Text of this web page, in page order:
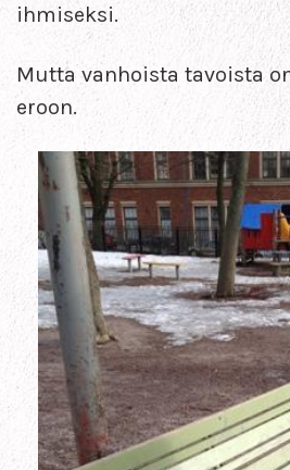
ihmiseksi.
Mutta vanhoista tavoista
eroon.